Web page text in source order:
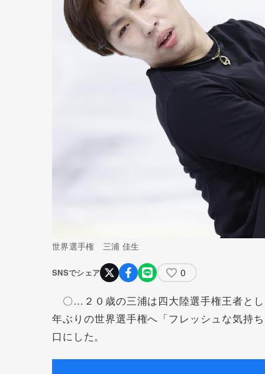
世界選手権 三浦 佳生
SNSでシェア 0
〇…２０歳の三浦は四大陸選手権王者と
年ぶりの世界選手権へ「フレッシュな気持
口にした。